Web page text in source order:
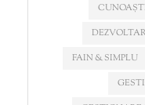
FAIN & SIMPLU